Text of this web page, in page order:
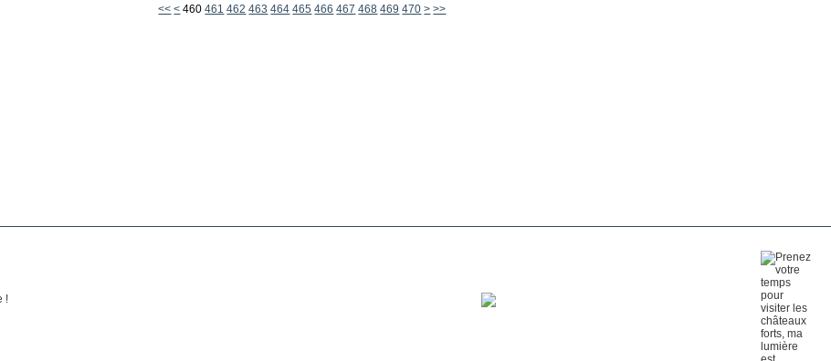
<< < 400
410
420
430
440
450
460 461 462 463 464 465 466 467 468 469 470 480
490
500
600
700
800
900
1000
1100
1200
1300
> >>